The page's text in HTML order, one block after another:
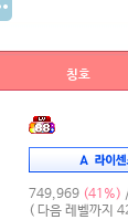
칭호
749,969 (41%)
( 다음 레벨까지